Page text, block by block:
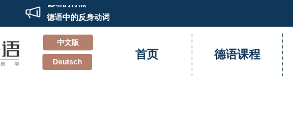
德语的特点
德语中的反身动词
德语欧标歌德A1证书备考指南
记一次别开生面的德语兴趣班双“旦”Party
新德福考试怎样准备？辰品外语来教你
不“德”不“福”！辰品外语多名学员德福考试斩获高分！！
Deutsch
首页 德语课程
中文版